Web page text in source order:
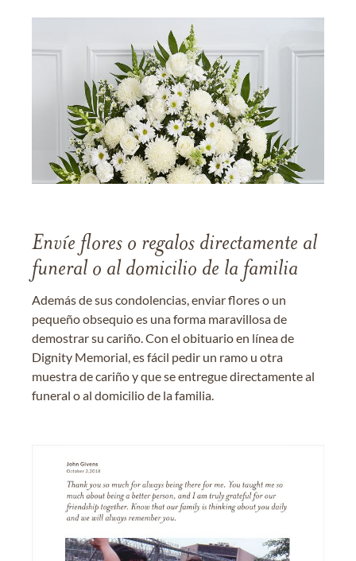
Envíe flores o regalos directamente al
funeral o al domicilio de la familia
Además de sus condolencias, enviar flores o un
pequeño obsequio es una forma maravillosa de
demostrar su cariño. Con el obituario en línea de
Dignity Memorial, es fácil pedir un ramo u otra
muestra de cariño y que se entregue directamente al
funeral o al domicilio de la familia.